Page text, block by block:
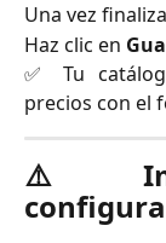
Una vez
Haz clic en
✅ Tu
precios con el
⚠️